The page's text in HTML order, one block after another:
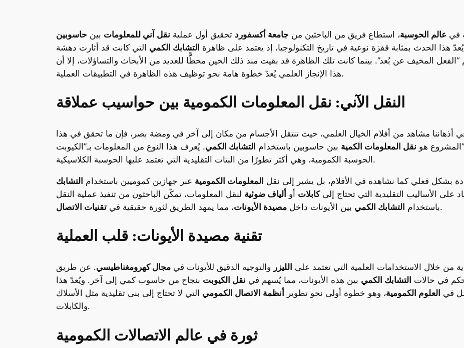
في عالم الحوسبة، استطاع فريق من الباحثين من جامعة أكسفورد تحقيق أول عملية نقل آني للمعلومات بين حاسوبين
هذا الحدث بمثابة قفزة نوعية في تاريخ التكنولوجيا، إذ يعتمد على ظاهرة التشابك الكمي التي كانت قد أثارت دهشة
المخيف عن بُعد”. بينما كانت تلك الظاهرة قد بقيت منذ ذلك الحين محطًّا للعديد من الأبحاث والتساؤلات، إلا أن
هذا الإنجاز العلمي يُعدّ خطوة هامة نحو توظيف هذه الظاهرة في التطبيقات العملية.
النقل الآني: نقل المعلومات الكمومية بين حواسيب عملاقة
أذهاننا مشاهد من أفلام الخيال العلمي، حيث تنتقل الأجسام من مكان إلى آخر في ومضة بصر، فإن ما تحقق في هذا
المشروع هو نقل المعلومات الكمية بين حاسوبين باستخدام التشابك الكمي. يُعرف هذا النوع من المعلومات بـ”الكيوبت” (qubit)، وهو الوحدة الأساسية للبيانات في
الحوسبة الكمومية، وهي أكثر تطورًا من البتات التقليدية التي تعتمد عليها الحوسبة الكلاسيكية.
بشكل فعلي كما نشاهده في الأفلام، بل يشير إلى نقل المعلومات الكمومية عبر جهازين كموميين باستخدام التشابك
على الأساليب التقليدية التي تحتاج إلىكابلات أو ألياف ضوئية لنقل المعلومات، تمكّن الباحثون من تنفيذ عملية النقل
باستخدام التشابك الكمي بين الأيونات داخل مصيدة الأيونات، مما يمهد الطريق لثورة حقيقية في تقنيات الاتصال .
تقنية مصيدة الأيونات: قلب العملية
من خلال الاستخدامات العلمية التي تعتمد على الليزر والتوجيه الدقيق للأيونات في مجال كهرومغناطيسي. عن طريق
في حالات التشابك الكمي بين هذه الأيونات، مما يُسهم في نقل الكيوبت بنجاح من حاسوب كمي إلى آخر. ويُعدّ هذا
في العلوم الكمومية، وهو خطوة أولى نحو تطوير أنظمة الاتصال الكمومي التي لا تحتاج إلى بنى تقليدية مثل الأسلاك
والكابلات.
ثورة في عالم الاتصالات الكمومية